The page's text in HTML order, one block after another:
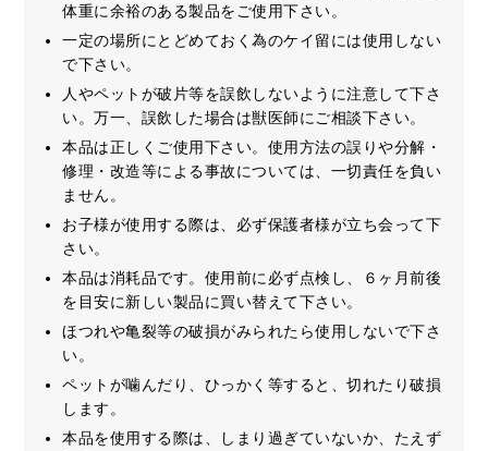
体重に余裕のある製品をご使用下さい。
一定の場所にとどめておく為のケイ留には使用しない
で下さい。
人やペットが破片等を誤飲しないように注意して下さ
い。万一、誤飲した場合は獣医師にご相談下さい。
本品は正しくご使用下さい。使用方法の誤りや分解・
修理・改造等による事故については、一切責任を負い
ません。
お子様が使用する際は、必ず保護者様が立ち会って下
さい。
本品は消耗品です。使用前に必ず点検し、６ヶ月前後
を目安に新しい製品に買い替えて下さい。
ほつれや亀裂等の破損がみられたら使用しないで下さ
い。
ペットが噛んだり、ひっかく等すると、切れたり破損
します。
本品を使用する際は、しまり過ぎていないか、たえず